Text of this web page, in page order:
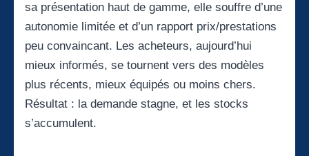
sa présentation haut de gamme, elle souffre d’une
autonomie limitée et d’un rapport prix/prestations
peu convaincant. Les acheteurs, aujourd’hui
mieux informés, se tournent vers des modèles
plus récents, mieux équipés ou moins chers.
Résultat : la demande stagne, et les stocks
s’accumulent.